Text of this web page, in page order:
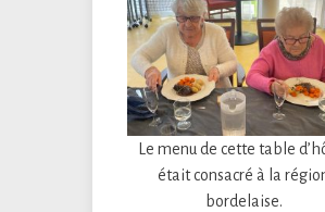
Le menu de cette table
était consacré à la
bordelaise.